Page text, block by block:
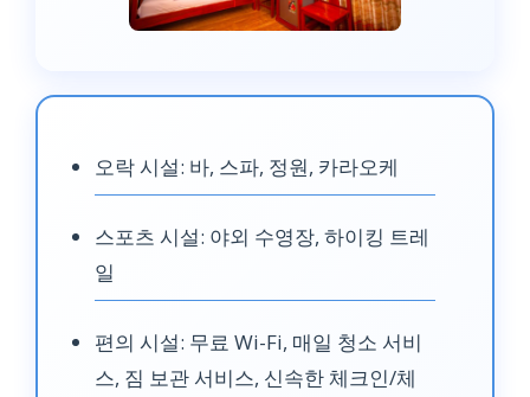
오락 시설: 바, 스파, 정원, 카라오케
스포츠 시설: 야외 수영장, 하이킹 트레
일
편의 시설: 무료 Wi-Fi, 매일 청소 서비
스, 짐 보관 서비스, 신속한 체크인/체